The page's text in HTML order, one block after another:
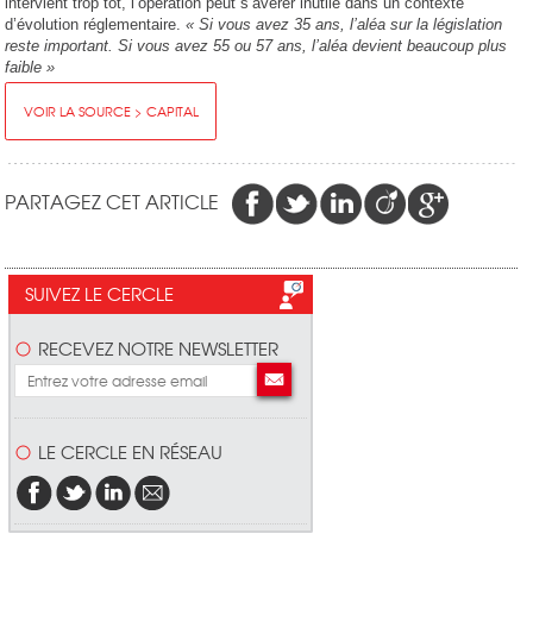
d’évolution réglementaire.« Si vous avez 35 ans, l’aléa sur la législation
reste important. Si vous avez 55 ou 57 ans, l’aléa devient beaucoup plus
faible »
VOIR LA SOURCE > CAPITAL
PARTAGEZ CET ARTICLE
SUIVEZ LE CERCLE
RECEVEZ NOTRE NEWSLETTER
LE CERCLE EN RÉSEAU